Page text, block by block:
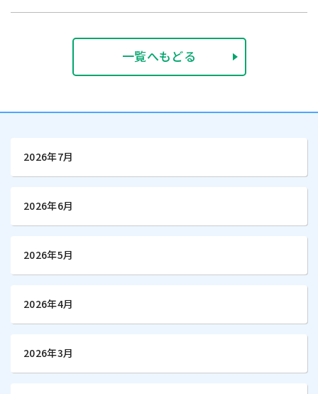
一覧へもどる
2026年7月
2026年6月
2026年5月
2026年4月
2026年3月